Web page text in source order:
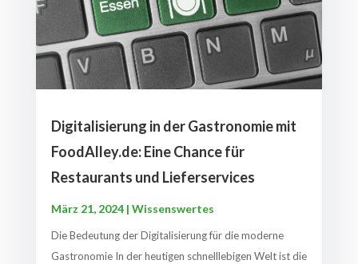
Digitalisierung in der Gastronomie mit
FoodAlley.de: Eine Chance für
Restaurants und Lieferservices
März 21, 2024| Wissenswertes
Die Bedeutung der Digitalisierung für die moderne
Gastronomie In der heutigen schnelllebigen Welt ist die